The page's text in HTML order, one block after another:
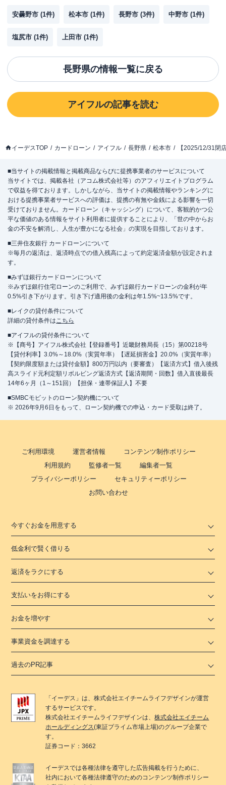
安曇野市 (1件) 松本市 (1件) 長野市 (3件) 中野市 (1件)
塩尻市 (1件) 上田市 (1件)
長野県の情報一覧に戻る
アイフルの記事を読む
イーデスTOP カードローン アイフル 長野県 松本市 【2025/12/31閉
■当サイトの掲載情報と掲載商品ならびに提携事業者のサービスについて
当サイトでは、掲載各社（アコム株式会社等）のアフィリエイトプログラム
で収益を得ております。しかしながら、当サイトの掲載情報やランキングに
おける提携事業者サービスへの評価は、提携の有無や金銭による影響を一切
受けておりません。カードローン（キャッシング）について、客観的かつ公
平な価値のある情報をサイト利用者に提供することにより、「世の中からお
金の不安を解消し、人生が豊かになる社会」の実現を目指しております。
■三井住友銀行 カードローンについて
※毎月の返済は、返済時点での借入残高によって約定返済金額が設定されま
す。
■みずほ銀行カードローンについて
※みずほ銀行住宅ローンのご利用で、みずほ銀行カードローンの金利が年
0.5%引き下がります。引き下げ適用後の金利は年1.5%~13.5%です。
■レイクの貸付条件について
詳細の貸付条件はこちら
■アイフルの貸付条件について
※【商号】アイフル株式会社【登録番号】近畿財務局長（15）第00218号
【貸付利率】3.0%～18.0%（実質年率）【遅延損害金】20.0%（実質年率）
【契約限度額または貸付金額】800万円以内（要審査）【返済方式】借入後残
高スライド元利定額リボルビング返済方式【返済期間・回数】借入直後最長
14年6ヶ月（1～151回）【担保・連帯保証人】不要
■SMBCモビットのローン契約機について
※ 2026年9月6日をもって、ローン契約機での申込・カード受取は終了。
ご利用環境 運営者情報
コンテンツ制作ポリシー
利用規約
監修者一覧
編集者一覧
プライバシーポリシー
セキュリティーポリシー
お問い合わせ
今すぐお金を用意する
低金利で賢く借りる
返済をラクにする
支払いをお得にする
お金を増やす
事業資金を調達する
過去のPR記事
「 イーデス 」は、株式会社エイチームライフデザインが運営
するサービスです。
株式会社エイチームライフデザインは、株式会社エイチーム
ホールディングス(東証プライム市場上場)のグループ企業で
す。
証券コード：3662
イーデスでは各種法律を遵守した広告掲載を行うために、
社内において各種法律遵守のためのコンテンツ制作ポリシー